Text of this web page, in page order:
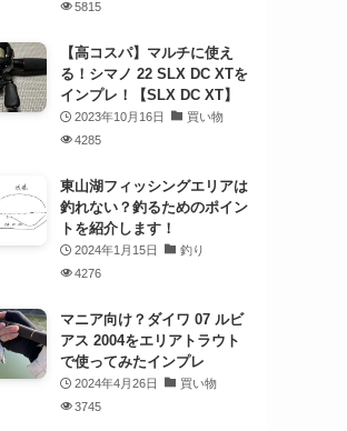
5815
【高コスパ】マルチに使え
る！シマノ 22 SLX DC XTを
インプレ！【SLX DC XT】
2023年10月16日
買い物
4285
東山湖フィッシングエリアは
釣れない？釣るためのポイン
トを紹介します！
2024年1月15日
釣り
4276
マニア向け？ダイワ 07 ルビ
アス 2004をエリアトラウト
で使ってみたインプレ
2024年4月26日
買い物
3745